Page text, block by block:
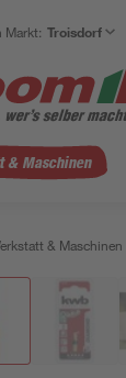
Markt: Troisdorf
& Maschinen
& Maschinen